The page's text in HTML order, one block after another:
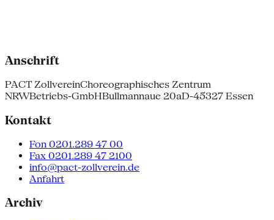
Anschrift
PACT ZollvereinChoreographisches Zentrum
NRWBetriebs-GmbHBullmannaue 20aD-45327 Essen
Kontakt
Fon 0201.289 47 00
Fax 0201.289 47 2100
info@pact-zollverein.de
Anfahrt
Archiv